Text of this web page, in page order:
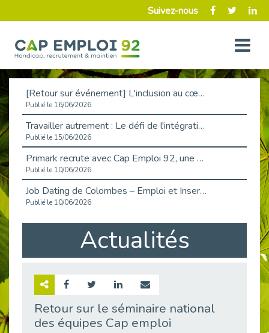
Suivez-nous
[Retour sur événement] L'inclusion au cœur de la Place de l'Emploi à La Défense !
Publié le 16/06/2026
Travailler autrement : Le défi de l'intégration des maladies chroniques en entreprise
Publié le 15/06/2026
Primark recrute avec Cap Emploi 92, une matinée couronnée de succès !
Publié le 10/06/2026
Job Dating de Colombes – Emploi et Insertion
Publié le 10/06/2026
Aborder l'entretien et la situation de handicap en toute confiance
Publié le 09/06/2026
Retour sur l’atelier « Optimiser sa recherche d’emploi »
Actualités
Retour sur le séminaire national
des équipes Cap emploi